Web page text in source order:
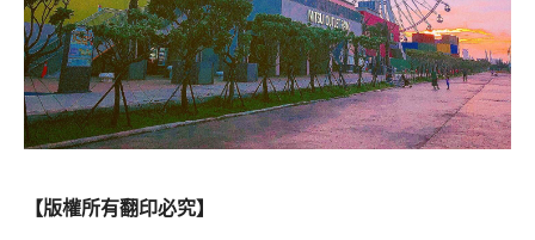
【版權所有翻印必究】